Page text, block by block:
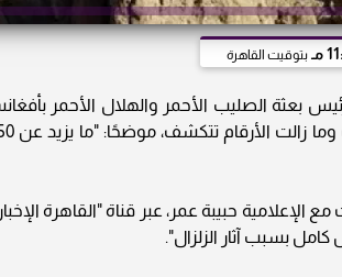
مـ بتوقيت القاهرة
بعثة الصليب الأحمر والهلال الأحمر